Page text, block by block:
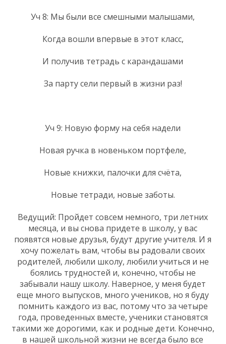
Уч 8: Мы были все смешными малышами,
Когда вошли впервые в этот класс,
И получив тетрадь с карандашами
За парту сели первый в жизни раз!
Уч 9: Новую форму на себя надели
Новая ручка в новеньком портфеле,
Новые книжки, палочки для счёта,
Новые тетради, новые заботы.
Ведущий: Пройдет совсем немного, три летних
месяца, и вы снова придете в школу, у вас
появятся новые друзья, будут другие учителя. И я
хочу пожелать вам, чтобы вы радовали своих
родителей, любили школу, любили учиться и не
боялись трудностей и, конечно, чтобы не
забывали нашу школу. Наверное, у меня будет
еще много выпусков, много учеников, но я буду
помнить каждого из вас, потому что за четыре
года, проведенных вместе, ученики становятся
такими же дорогими, как и родные дети. Конечно,
в нашей школьной жизни не всегда было все